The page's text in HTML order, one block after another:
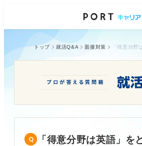
トップ 就活Q&A 面接対策
「得意分野は英語」を